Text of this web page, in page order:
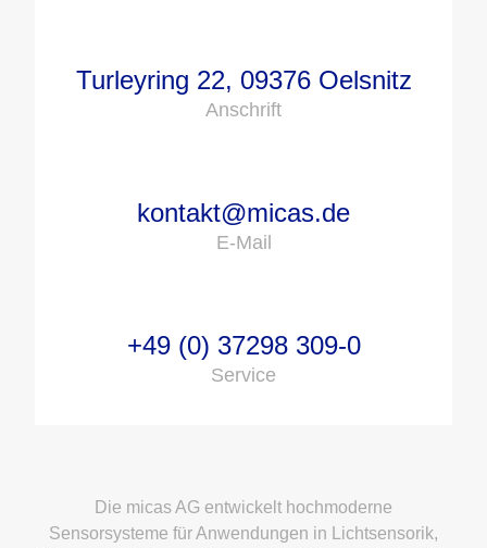
Turleyring 22, 09376 Oelsnitz
Anschrift
kontakt@micas.de
E-Mail
+49 (0) 37298 309-0
Service
Die micas AG entwickelt hochmoderne
Sensorsysteme für Anwendungen in Lichtsensorik,